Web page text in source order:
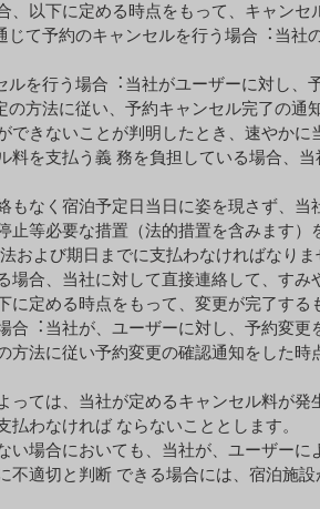
以下に定める時点をもって、キャンセ
て予約のキャンセルを⾏う場合︓当社
を⾏う場合︓当社がユーザーに対し、
⽅法に従い、予約キャンセル完了の通
できないことが判明したとき、速やかに
料を⽀払う義 務を負担している場合、
もなく宿泊予定⽇当⽇に姿を現さず、当
⽌等必要な措置（法的措置を含みます
および期⽇までに⽀払わなければなりま
合、当社に対して直接連絡して、すみ
に定める時点をもって、変更が完了す
合︓当社が、ユーザーに対し、予約変更
⽅法に従い予約変更の確認通知をした時
っては、当社が定めるキャンセル料が
わなければ ならないこととします。
い場合においても、当社が、ユーザー
不適切と判断 できる場合には、宿泊施